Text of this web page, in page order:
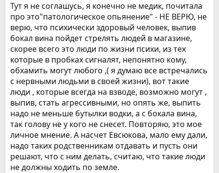
Тут я не соглашусь, я конечно не медик, почитала
про это"патологическое опьянение" - НЕ ВЕРЮ, не
верю, что психически здоровый человек, выпив
бокал вина пойдет стрелять людей в магазине,
скорее всего это люди по жизни психи, из тех
которые в пробках сигналят, непонятно кому,
обхамить могут любого ,( я думаю все встречались
с нервными людьми в своей жизни), вот такие
люди , которые всегда на взводе, возможно могут ,
выпив, стать агрессивными, но опять же, выпить
надо не меньше бутылки водки, а с бокала вина,
так голову не у кого не снесет. Повторяю, это мое
личное мнение. А насчет Евсюкова, мало ему дали,
надо таких родственникам отдавать и пусть они
решают, что с ним делать, считаю, что такие люди
не должны ходить по земле.